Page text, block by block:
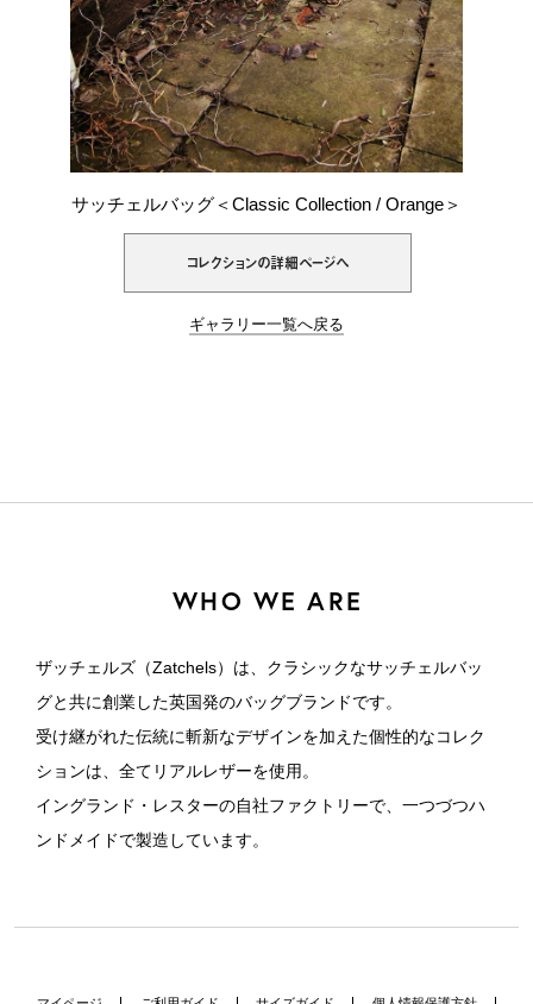
サッチェルバッグ＜Classic Collection / Orange＞
コレクションの詳細ページへ
ギャラリー一覧へ戻る
WHO WE ARE
ザッチェルズ（Zatchels）は、クラシックなサッチェルバッ
グと共に創業した英国発のバッグブランドです。
受け継がれた伝統に斬新なデザインを加えた個性的なコレク
ションは、全てリアルレザーを使用。
イングランド・レスターの自社ファクトリーで、一つづつハ
ンドメイドで製造しています。